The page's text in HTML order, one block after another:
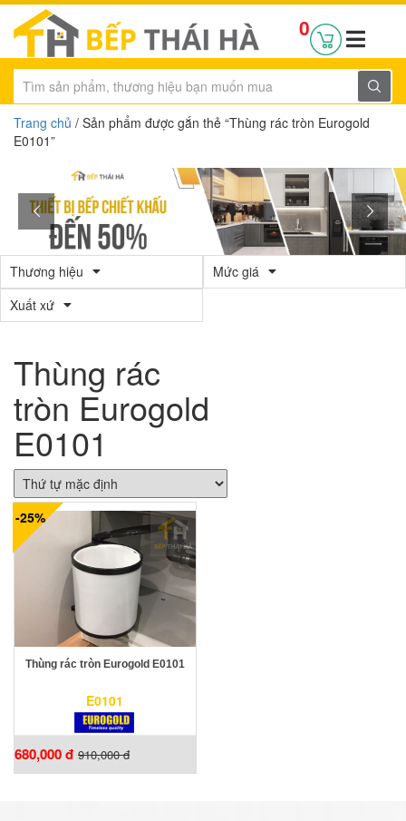
0
Trang chủ / Sản phẩm được gắn thẻ “Thùng rác tròn Eurogold
E0101”
Thương hiệu
Mức giá
Xuất xứ
Thùng rác
tròn Eurogold
E0101
-25%
Thùng rác tròn Eurogold E0101
E0101
680,000 đ 910,000 đ